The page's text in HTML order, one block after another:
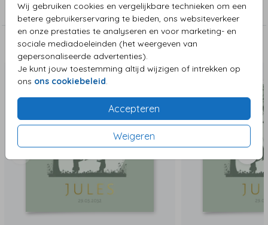
Wij gebruiken cookies en vergelijkbare technieken om een
betere gebruikerservaring te bieden, ons websiteverkeer
en onze prestaties te analyseren en voor marketing- en
sociale mediadoeleinden (het weergeven van
gepersonaliseerde advertenties).
Je kunt jouw toestemming altijd wijzigen of intrekken op
ons ons cookiebeleid.
Accepteren
Weigeren
Sluitzegels
Deze zijn ook leuk!